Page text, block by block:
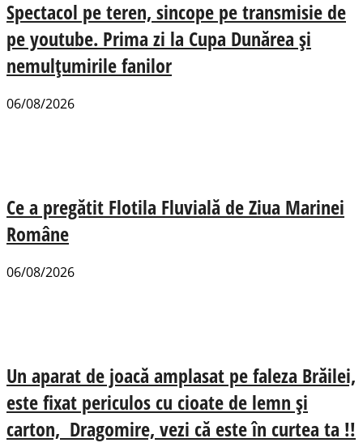
Spectacol pe teren, sincope pe transmisie de
pe youtube. Prima zi la Cupa Dunărea și
nemulțumirile fanilor
06/08/2026
Ce a pregătit Flotila Fluvială de Ziua Marinei
Române
06/08/2026
Un aparat de joacă amplasat pe faleza Brăilei,
este fixat periculos cu cioate de lemn și
carton, Dragomire, vezi că este în curtea ta !!